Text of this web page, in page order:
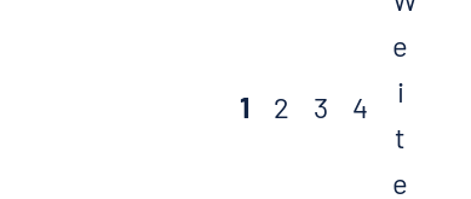
1 2 3 4